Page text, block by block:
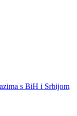
s BiH i Srbijom